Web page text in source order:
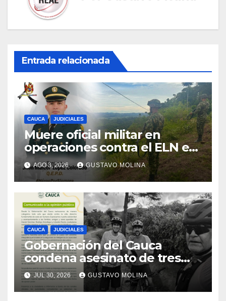
Entrada relacionada
CAUCA JUDICIALES
Muere oficial militar en
operaciones contra el ELN en
el sur del Cauca
AGO 3, 2026 GUSTAVO MOLINA
CAUCA JUDICIALES
Gobernación del Cauca
condena asesinato de tres
ciudadanos y exige medidas
urgentes al Gobierno
Nacional
JUL 30, 2026 GUSTAVO MOLINA